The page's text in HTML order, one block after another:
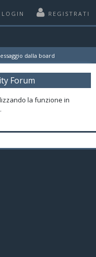
LOGIN REGISTRATI
dalla board
Forum
la funzione in